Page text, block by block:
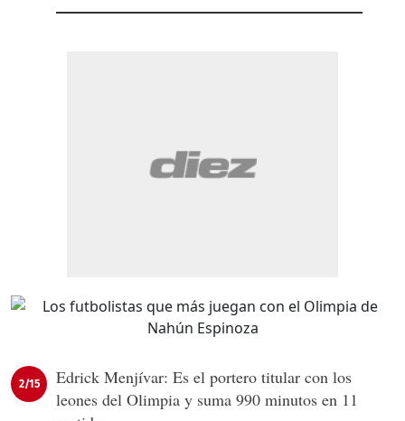
2/15
Edrick Menjívar: Es el portero titular con los
leones del Olimpia y suma 990 minutos en 11